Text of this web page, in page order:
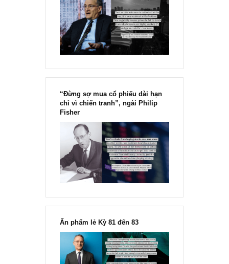
Chu kỳ trong thái độ của đám
Marks
chỉ vì chiến tranh”, ngài Philip
Fisher